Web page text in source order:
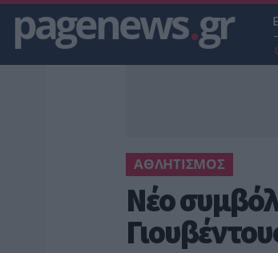
pagenews.gr
ΑΘΛΗΤΙΣΜΟΣ
Νέο